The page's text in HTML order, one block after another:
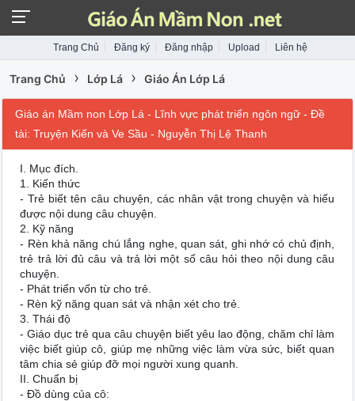
Trang Chủ Đăng ký Đăng nhập Upload Liên hệ
Trang Chủ › Lớp Lá › Giáo Án Lớp Lá
Giáo án Mầm non Lớp Lá - Lĩnh vực phát triển ngôn ngữ - Đề
tài: Truyện Kiến và Ve Sầu - Nguyễn Thị Lệ Thanh
I. Mục đích.
1. Kiến thức
- Trẻ biết tên câu chuyện, các nhân vật trong chuyện và hiểu
được nội dung câu chuyện.
2. Kỹ năng
- Rèn khả năng chú lắng nghe, quan sát, ghi nhớ có chủ định,
trẻ trả lời đủ câu và trả lời một số câu hỏi theo nội dung câu
chuyện.
- Phát triển vốn từ cho trẻ.
- Rèn kỹ năng quan sát và nhận xét cho trẻ.
3. Thái độ
- Giáo dục trẻ qua câu chuyện biết yêu lao động, chăm chỉ làm
việc biết giúp cô, giúp mẹ những việc làm vừa sức, biết quan
tâm chia sẻ giúp đỡ mọi người xung quanh.
II. Chuẩn bị
- Đồ dùng của cô: